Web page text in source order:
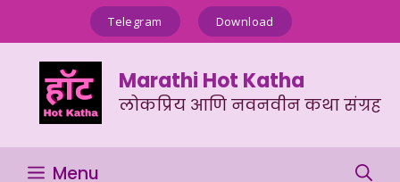
content
Telegram Download
Marathi Hot Katha
लोकप्रिय आणि नवनवीन कथा संग्रह
Menu